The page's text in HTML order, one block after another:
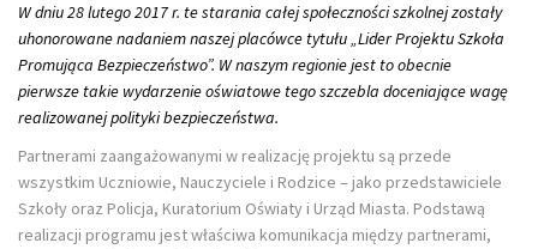
W dniu 28 lutego 2017 r. te starania całej społeczności szkolnej zostały
uhonorowane nadaniem naszej placówce tytułu „Lider Projektu Szkoła
Promująca Bezpieczeństwo”. W naszym regionie jest to obecnie
pierwsze takie wydarzenie oświatowe tego szczebla doceniające wagę
realizowanej polityki bezpieczeństwa.
Partnerami zaangażowanymi w realizację projektu są przede
wszystkim Uczniowie, Nauczyciele i Rodzice – jako przedstawiciele
Szkoły oraz Policja, Kuratorium Oświaty i Urząd Miasta. Podstawą
realizacji programu jest właściwa komunikacja między partnerami,